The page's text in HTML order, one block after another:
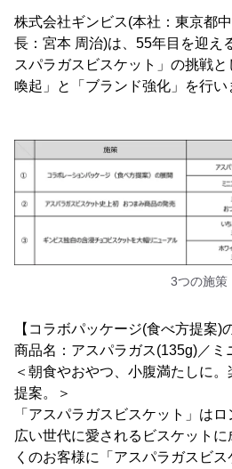
株式会社ギンビス(本社：東京都
長：宮本 周治)は、55年目を迎え
スパラガスビスケット」の挑戦
喚起」と「ブランド強化」を行い
3つの施策
【コラボパッケージ(食べ方提案)
商品名：アスパラガス(135g)／
＜朝食やおやつ、小腹満たしに
提案。＞
「アスパラガスビスケット」は
広い世代に愛されるビスケット
くのお客様に「アスパラガスビ